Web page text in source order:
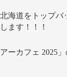
海道をトップバ
ます！！！
ーカフェ 2025